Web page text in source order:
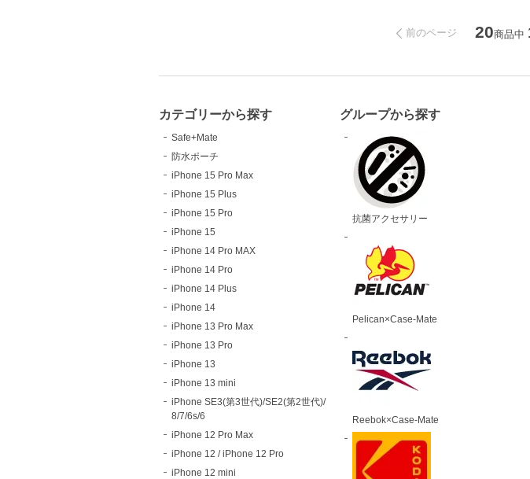
前のページ 20商品中
カテゴリーから探す
Safe+Mate
防水ポーチ
iPhone 15 Pro Max
iPhone 15 Plus
iPhone 15 Pro
iPhone 15
iPhone 14 Pro MAX
iPhone 14 Pro
iPhone 14 Plus
iPhone 14
iPhone 13 Pro Max
iPhone 13 Pro
iPhone 13
iPhone 13 mini
iPhone SE3(第3世代)/SE2(第2世代)/
8/7/6s/6
iPhone 12 Pro Max
iPhone 12 / iPhone 12 Pro
iPhone 12 mini
グループから探す
抗菌アクセサリー
Pelican×Case-Mate
Reebok×Case-Mate